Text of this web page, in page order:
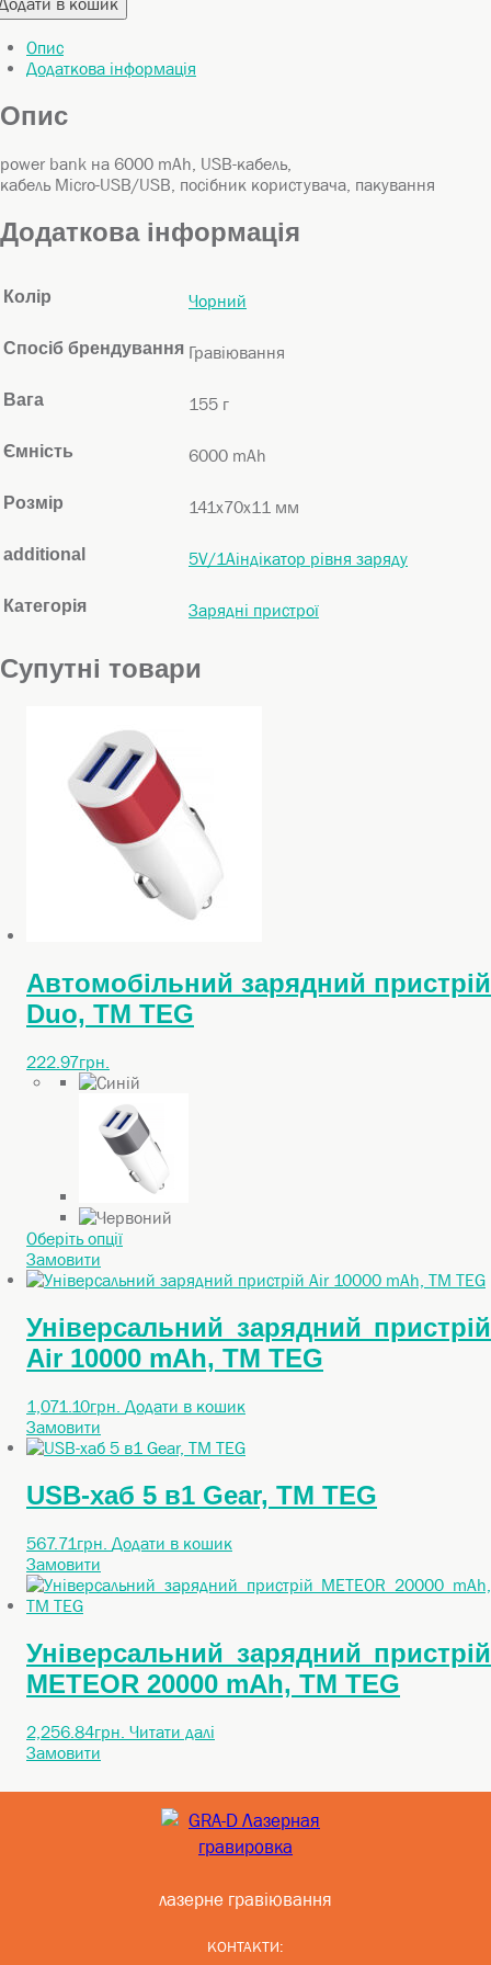
ручки
ручки
для
Посуд
та
Опис
Додаткова інформація
Опис
power bank на 6000 mAh, USB-кабель,
кабель Micro-USB/USB, посібник користувача, пакування
Додаткова інформація
Колір Чорний
Спосіб брендування Гравіювання
Вага 155 г
Ємність 6000 mAh
Розмір 141х70х11 мм
additional 5V/1Aіндікатор рівня заряду
Категорія Зарядні пристрої
Супутні товари
Автомобільний зарядний пристрій
Duo, TM TEG
222.97грн.
Оберіть опціїЦей
має
варіантів.
Параметри
можна
на
товару
Замовити
Універсальний зарядний пристрій
Air 10000 mAh, TM TEG
1,071.10грн. Додати в кошик
Замовити
USB-хаб 5 в1 Gear, TM TEG
567.71 грн. Додати в кошик
Замовити
Універсальний зарядний пристрій
METEOR 20000 mAh, TM TEG
2,256.84грн. Читати далі
Замовити
лазерне гравіювання
КОНТАКТИ: